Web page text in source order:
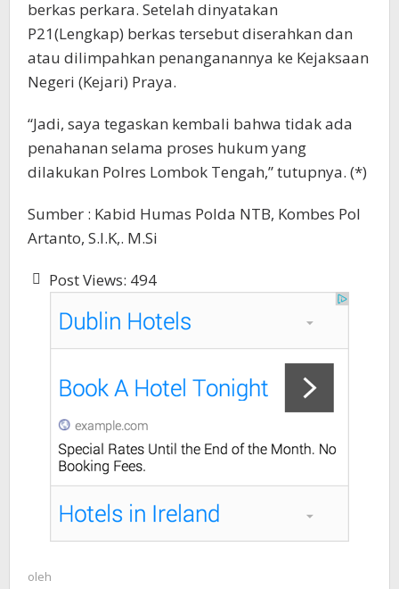
berkas perkara. Setelah dinyatakan
P21(Lengkap) berkas tersebut diserahkan dan
atau dilimpahkan penanganannya ke Kejaksaan
Negeri (Kejari) Praya.
“Jadi, saya tegaskan kembali bahwa tidak ada
penahanan selama proses hukum yang
dilakukan Polres Lombok Tengah,” tutupnya. (*)
Sumber : Kabid Humas Polda NTB, Kombes Pol
Artanto, S.I.K,. M.Si
Post Views: 494
oleh